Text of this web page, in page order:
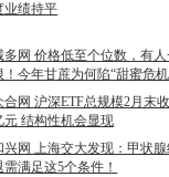
业绩持平
多网 价格低至个位数，有
！今年甘蔗为何陷“甜蜜危
合网 沪深ETF总规模2月末
元 结构性机会显现
兴网 上海交大发现：甲状
需满足这5个条件！